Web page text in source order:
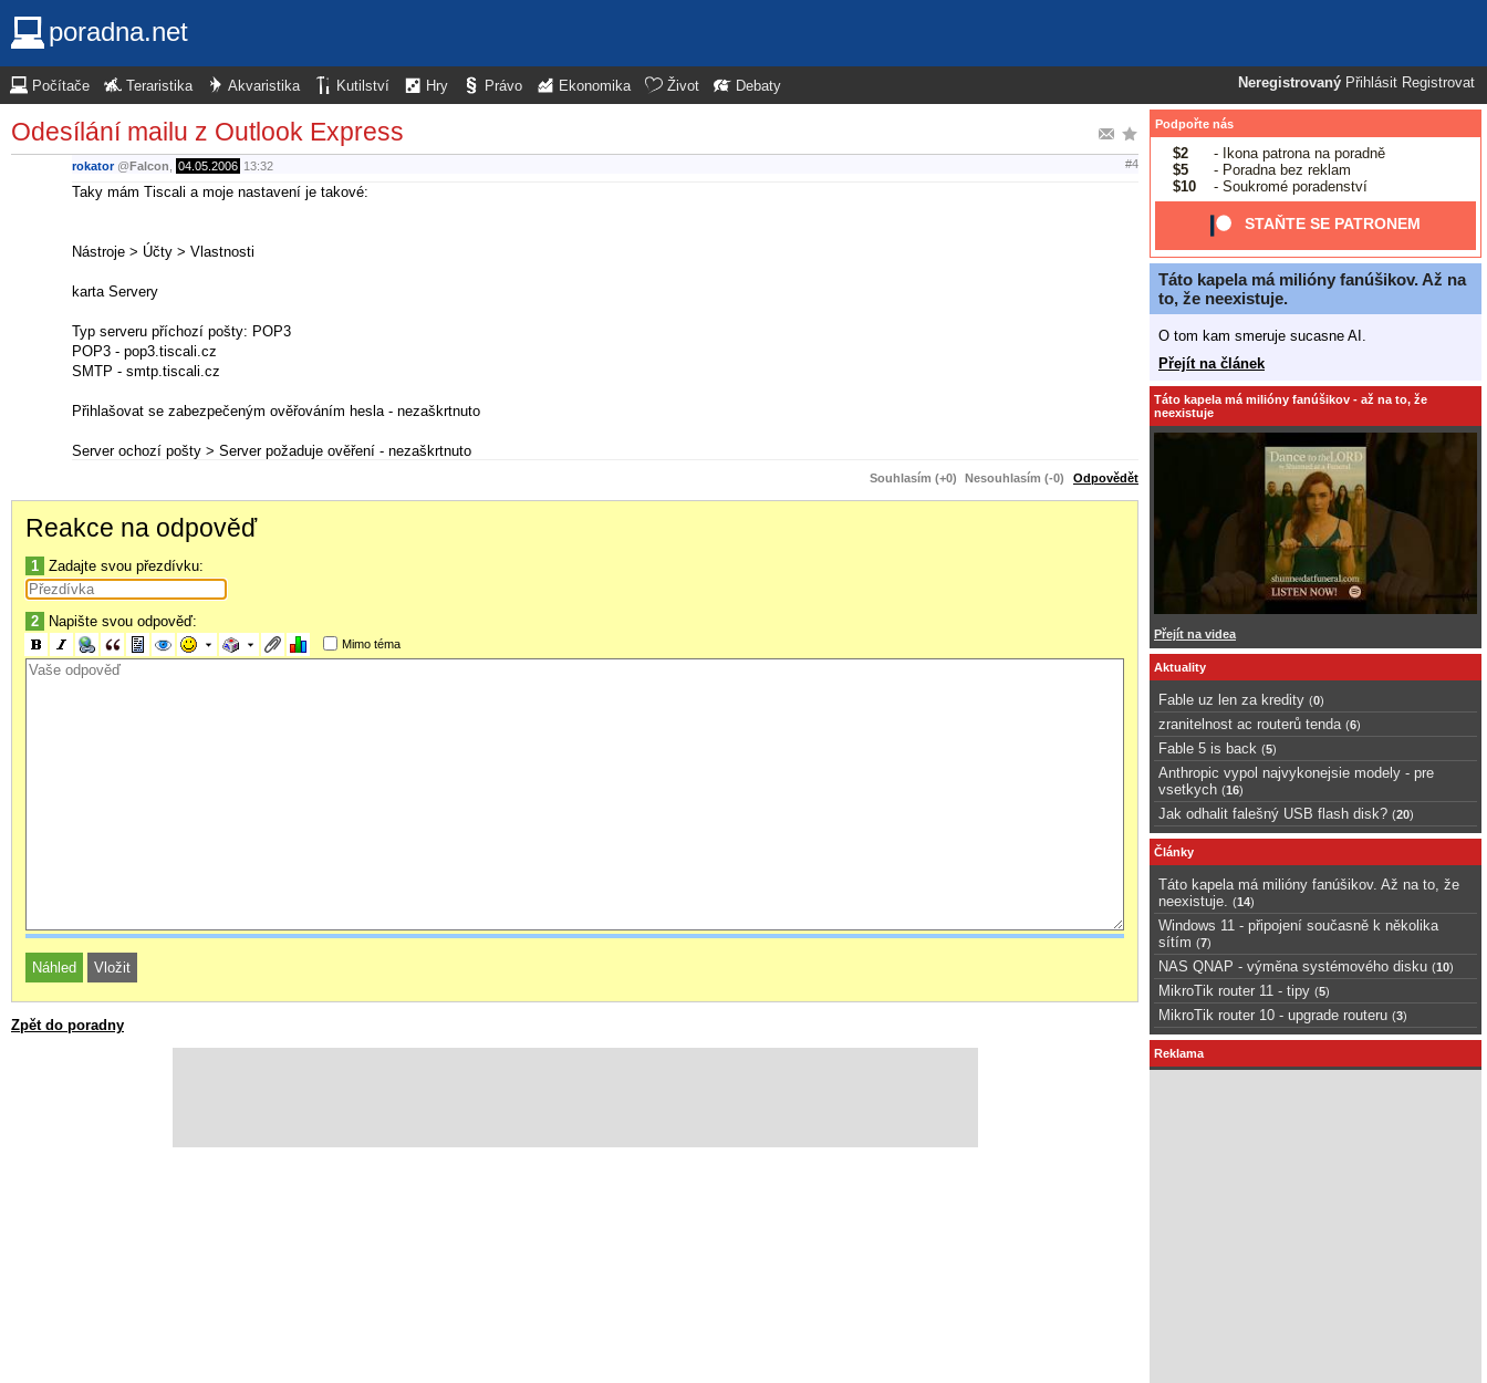
poradna.net
Neregistrovaný Přihlásit Registrovat
Počítače Teraristika Akvaristika Kutilství Hry Právo Ekonomika Život Debaty
Odesílání mailu z Outlook Express
rokator @Falcon 04.05.2006 13:32 #4
Taky mám Tiscali a moje nastavení je takové:
Nástroje > Účty > Vlastnosti
karta Servery
Typ serveru příchozí pošty: POP3
POP3 - pop3.tiscali.cz
SMTP - smtp.tiscali.cz
Přihlašovat se zabezpečeným ověřováním hesla - nezaškrtnuto
Server ochozí pošty > Server požaduje ověření - nezaškrtnuto
Souhlasím (+0) Nesouhlasím (-0) Odpovědět
Reakce na odpověď
1 Zadajte svou přezdívku:
2 Napište svou odpověď:
Mimo téma
Zpět do poradny
Podpořte nás
$2
- Ikona patrona na poradně
$5
- Poradna bez reklam
$10
- Soukromé poradenství
STAŇTE SE PATRONEM
Táto kapela má milióny fanúšikov. Až na
to, že neexistuje.
O tom kam smeruje sucasne AI.
Přejít na článek
Táto kapela má milióny fanúšikov - až na to, že
neexistuje
Přejít na videa
Aktuality
Fable uz len za kredity (0)
zranitelnost ac routerů tenda (6)
Fable 5 is back (5)
Anthropic vypol najvykonejsie modely - pre
vsetkych (16)
Jak odhalit falešný USB flash disk? (20)
Články
Táto kapela má milióny fanúšikov. Až na to, že
neexistuje.
(14)
Windows 11 - připojení současně k několika
sítím (7)
NAS QNAP - výměna systémového disku (10)
MikroTik router 11 - tipy (5)
MikroTik router 10 - upgrade routeru (3)
Reklama